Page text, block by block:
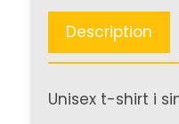
Description
Unisex t-shirt i